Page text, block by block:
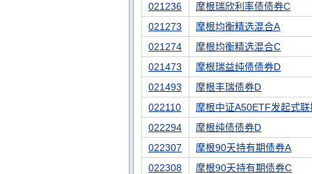
021236
摩根瑞欣利率债债券C
021273
摩根均衡精选混合A
021274
摩根均衡精选混合C
021473
摩根瑞益纯债债券D
021493
摩根丰瑞债券D
022110
摩根中证A50ETF发起式联
022294
摩根纯债债券D
022307
摩根90天持有期债券A
022308
摩根90天持有期债券C